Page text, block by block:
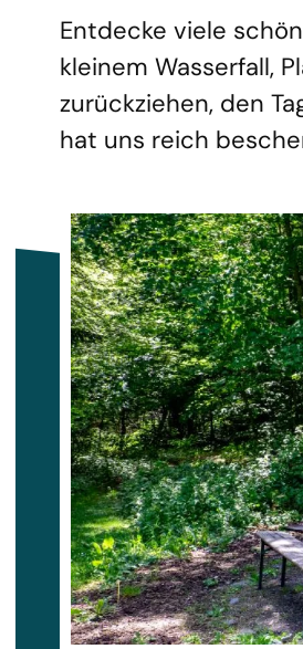
Entdecke viele
kleinem Wasserfall,
zurückziehen, den
hat uns reich